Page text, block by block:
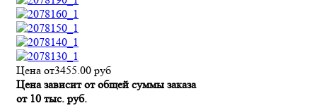
Цена от3455.00 руб
Цена зависит от общей суммы заказа
от 10 тыс. руб.